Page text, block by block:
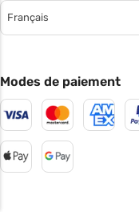
Français
Modes de paiement